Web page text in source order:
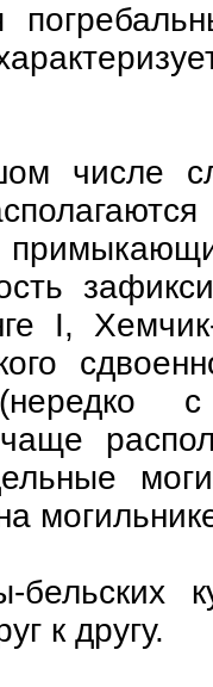
числе
I,
бельских
к другу.